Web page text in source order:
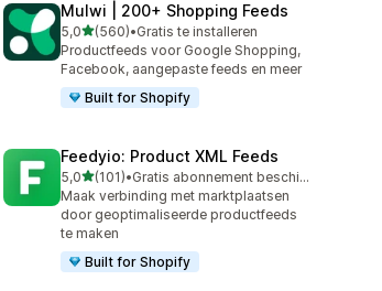
Mulwi | 200+ Shopping Feeds
5,0van 5 sterren
(560)
560 recensies in totaal
•Gratis te installeren
Productfeeds voor Google Shopping,
Facebook, aangepaste feeds en meer
Built for Shopify
Feedyio: Product XML Feeds
5,0van 5 sterren
(101)
101 recensies in totaal
•
Gratis abonnement beschikbaar
Maak verbinding met marktplaatsen
door geoptimaliseerde productfeeds
te maken
Built for Shopify